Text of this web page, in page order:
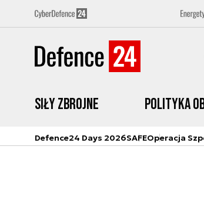
Siły zbrojne Polityka
Defence24 Days 2026SAFEOperacja